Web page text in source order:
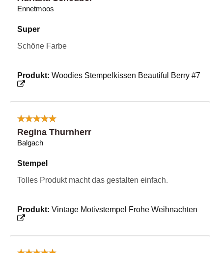
Ennetmoos
Super
Schöne Farbe
Produkt: Woodies Stempelkissen Beautiful Berry #7
Regina Thurnherr
Balgach
Stempel
Tolles Produkt macht das gestalten einfach.
Produkt: Vintage Motivstempel Frohe Weihnachten